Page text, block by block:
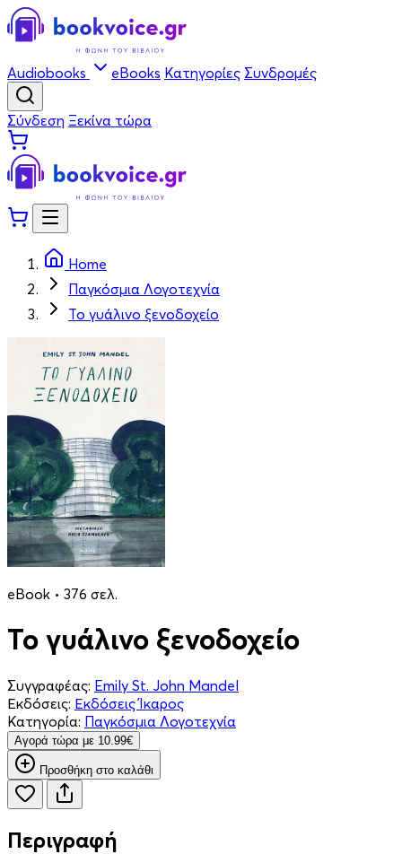
Audiobooks eBooks Κατηγορίες Συνδρομές
Σύνδεση Ξεκίνα τώρα
Home
Παγκόσμια Λογοτεχνία
Το γυάλινο ξενοδοχείο
eBook • 376 σελ.
Το γυάλινο ξενοδοχείο
Συγγραφέας: Emily St. John Mandel
Εκδόσεις: Εκδόσεις Ίκαρος
Κατηγορία: Παγκόσμια Λογοτεχνία
Aγορά τώρα με 10.99€
Προσθήκη στο καλάθι
Περιγραφή